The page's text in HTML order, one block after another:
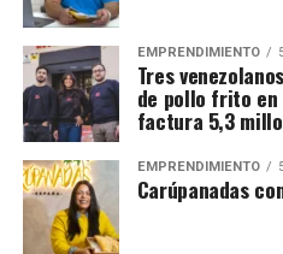
EMPRENDIMIENTO
Tres
de pollo frito en
factura 5,3
EMPRENDIMIENTO
Carúpanadas